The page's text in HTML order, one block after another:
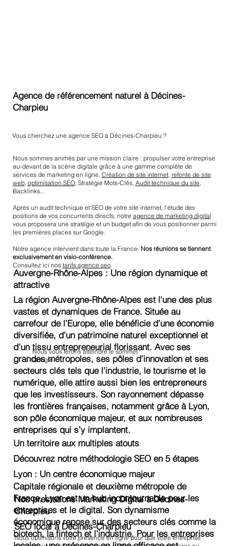
Agence de référencement naturel à Décines-
Charpieu
Vous cherchez une agence SEO à Décines-Charpieu ?
Nous sommes animés par une mission claire : propulser votre entreprise
au-devant de la scène digitale grâce à une gamme complète de
services de marketing en ligne. Création de site internet, refonte de site
web, optimisation SEO, Stratégie Mots-Clés, Audit technique du site,
Backlinks...
Après un audit technique et SEO de votre site internet, l'étude des
positions de vos concurrents directs, notre agence de marketing digital
vous proposera une stratégie et un budget afin de vous positionner parmi
les premières places sur Google.
Notre agence intervient dans toute la France. Nos réunions se tiennent
exclusivement en visio-conférence.
Consultez ici nos tarifs agence seo.
Nos prestations Marketing Digital à Décines-
Charpieu
SEO local à Décines-Charpieu
Nous optimisons votre présence en ligne pour que votre entreprise
Nous vous ferons atteindre le sommet
Google
Auvergne-Rhône-Alpes : Une région dynamique et
attractive
La région Auvergne-Rhône-Alpes est l'une des plus
vastes et dynamiques de France. Située au
carrefour de l’Europe, elle bénéficie d’une économie
diversifiée, d’un patrimoine naturel exceptionnel et
d’un tissu entrepreneurial florissant. Avec ses
grandes métropoles, ses pôles d’innovation et ses
secteurs clés tels que l’industrie, le tourisme et le
numérique, elle attire aussi bien les entrepreneurs
que les investisseurs. Son rayonnement dépasse
les frontières françaises, notamment grâce à Lyon,
son pôle économique majeur, et aux nombreuses
entreprises qui s’y implantent.
Un territoire aux multiples atouts
Lyon : Un centre économique majeur
Capitale régionale et deuxième métropole de
France, Lyon est un hub incontournable pour les
entreprises et le digital. Son dynamisme
économique repose sur des secteurs clés comme la
biotech, la fintech et l’industrie. Pour les entreprises
Découvrez notre méthodologie SEO en 5 étapes